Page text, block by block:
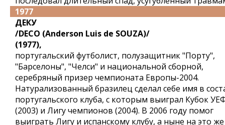
1977
ДЕКУ
/DECO (Anderson Luis de SOUZA)/
(1977),
португальский футболист, полузащитник "Порту",
"Барселоны", "Челси" и национальной сборной,
серебряный призер чемпионата Европы-2004.
Натурализованный бразилец сделал себе имя в
португальского клуба, с которым выиграл Кубок
(2003) и Лигу чемпионов (2004). В 2006 году помог
выиграть Лигу и испанскому клубу, а ныне на это же